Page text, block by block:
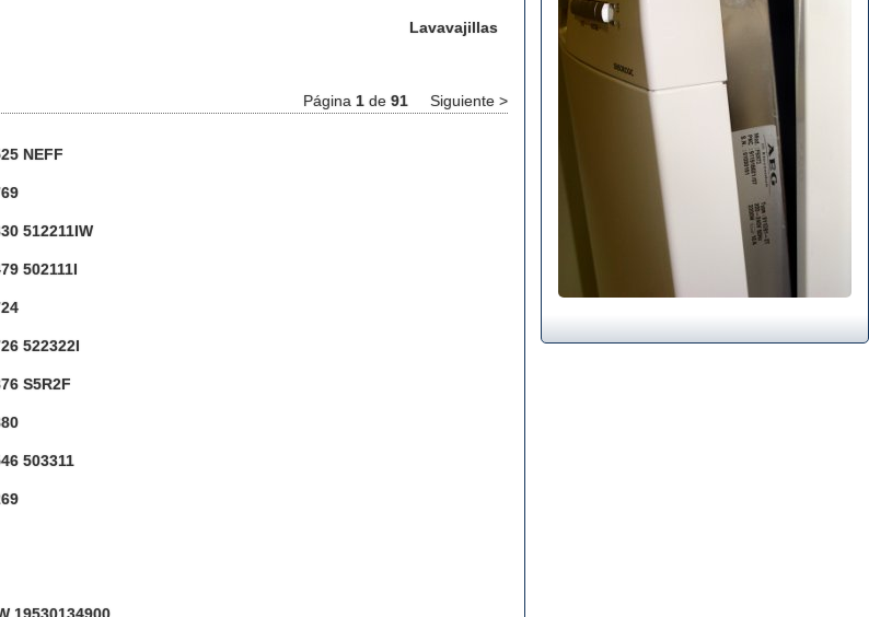
Lavavajillas
Página 1 de 91 Siguiente >
NEFF
512211IW
502111I
522322I
S5R2F
503311